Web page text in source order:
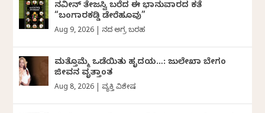
ನವೀನ್‌ ತೇಜಸ್ವಿ ಬರೆದ ಈ ಭಾನುವಾರದ ಕತೆ
“ಬಂಗಾರಕಡ್ಡಿ ಡೇರೆಹೂವು”
Aug 9, 2026 ದಿನದ ಅಗ್ರ ಬರಹ
ಮತ್ತೊಮ್ಮೆ ಒಡೆಯಿತು ಹೃದಯ…: ಜುಲೇಖಾ ಬೇಗಂ
ಜೀವನ ವೃತ್ತಾಂತ
Aug 8, 2026 ವ್ಯಕ್ತಿ ವಿಶೇಷ